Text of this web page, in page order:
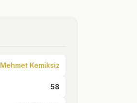
Mehmet Kemiksiz
58